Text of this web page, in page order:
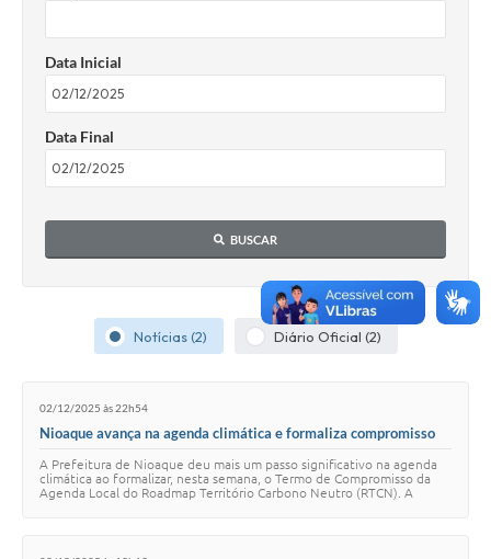
Data Inicial
Data Final
BUSCAR
Notícias (2) Diário Oficial (2)
02/12/2025 às 22h54
Nioaque avança na agenda climática e formaliza compromisso
A Prefeitura de Nioaque deu mais um passo significativo na agenda
climática ao formalizar, nesta semana, o Termo de Compromisso da
Agenda Local do Roadmap Território Carbono Neutro (RTCN). A